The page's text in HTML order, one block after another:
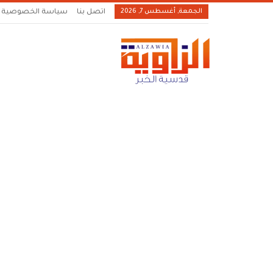
الجمعة, أغسطس 7, 2026 اتصل بنا سياسة الخصوصية